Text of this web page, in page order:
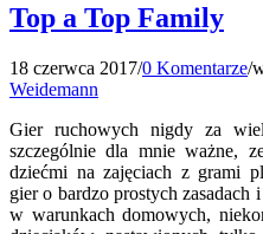
Top a Top Family
18 czerwca 2017/0 Komentarze/
Weidemann
Gier ruchowych nigdy za
szczególnie dla mnie ważne,
dziećmi na zajęciach z grami
gier o bardzo prostych zasadach
w warunkach domowych,